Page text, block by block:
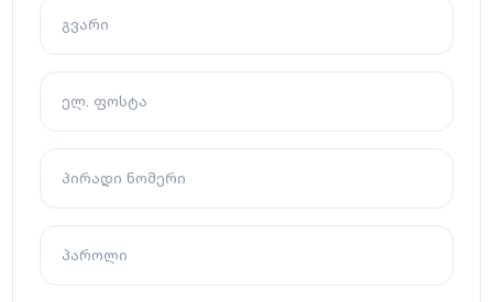
გვარი
ელ. ფოსტა
პირადი ნომერი
პაროლი